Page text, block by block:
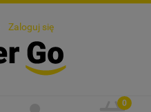
Zaloguj się